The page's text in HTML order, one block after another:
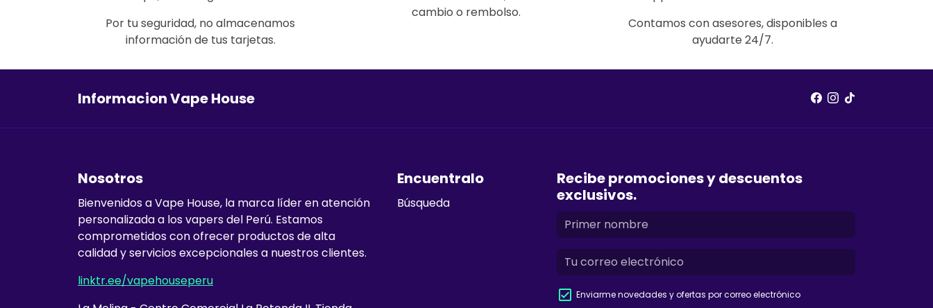
Por tu seguridad, no almacenamos
información de tus tarjetas.
cambio o rembolso.
Contamos con asesores, disponibles a
ayudarte 24/7.
Informacion Vape House
Nosotros
Bienvenidos a Vape House, la marca líder en atención
personalizada a los vapers del Perú. Estamos
comprometidos con ofrecer productos de alta
calidad y servicios excepcionales a nuestros clientes.
linktr.ee/vapehouseperu
Encuentralo
Búsqueda
Recibe promociones y descuentos
exclusivos.
Enviarme novedades y ofertas por correo electrónico